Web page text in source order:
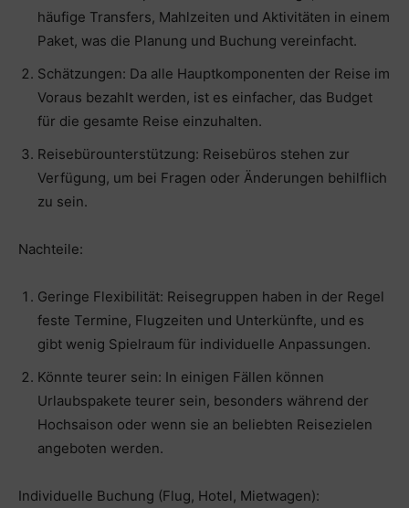
häufige Transfers, Mahlzeiten und Aktivitäten in einem
Paket, was die Planung und Buchung vereinfacht.
Schätzungen: Da alle Hauptkomponenten der Reise im
Voraus bezahlt werden, ist es einfacher, das Budget
für die gesamte Reise einzuhalten.
Reisebürounterstützung: Reisebüros stehen zur
Verfügung, um bei Fragen oder Änderungen behilflich
zu sein.
Nachteile:
Geringe Flexibilität: Reisegruppen haben in der Regel
feste Termine, Flugzeiten und Unterkünfte, und es
gibt wenig Spielraum für individuelle Anpassungen.
Könnte teurer sein: In einigen Fällen können
Urlaubspakete teurer sein, besonders während der
Hochsaison oder wenn sie an beliebten Reisezielen
angeboten werden.
Individuelle Buchung (Flug, Hotel, Mietwagen):